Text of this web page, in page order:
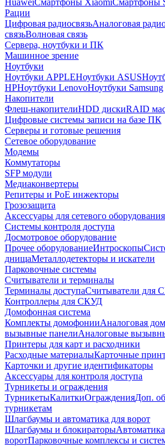
HuaweiСмартфоны XiaomiСмартфоны
Рации
Цифровая радиосвязьАналоговая
связьВолновая связь
Сервера, ноутбуки и ПК
Машинное зрение
Ноутбуки
Ноутбуки APPLEНоутбуки ASUS
HPНоутбуки LenovoНоутбуки Samsung
Накопители
Флеш-накопителиHDD дискиRAID
Цифровые системы записи на базе ПК
Серверы и готовые решения
Сетевое оборудование
Модемы
Коммутаторы
SFP модули
Медиаконвертеры
Репитеры и PoE инжекторы
Грозозащита
Аксессуары для сетевого оборудования
Системы контроля доступа
Досмотровое оборудование
Прочее оборудованиеИнтроскопы
днищаМеталлодетекторы и искатели
Парковочные системы
Считыватели и терминалы
Терминалы доступаСчитыватели для
Контроллеры для СКУД
Домофонная система
Комплекты домофонииАналоговая
вызывные панелиАналоговые
Принтеры для карт и расходники
Расходные материалыКарточные
Карточки и другие идентификаторы
Аксессуары для контроля доступа
Турникеты и ограждения
ТурникетыКалиткиОгражденияДоп.
турникетам
Шлагбаумы и автоматика для ворот
Шлагбаумы и блокираторы
воротПарковочные комплексы и